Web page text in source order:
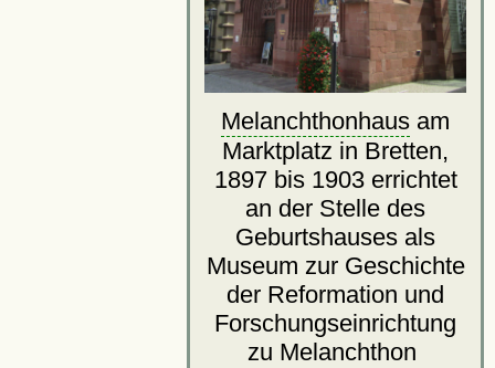
Melanchthonhaus am
Marktplatz in Bretten,
1897 bis 1903 errichtet
an der Stelle des
Geburtshauses als
Museum zur Geschichte
der Reformation und
Forschungseinrichtung
zu Melanchthon